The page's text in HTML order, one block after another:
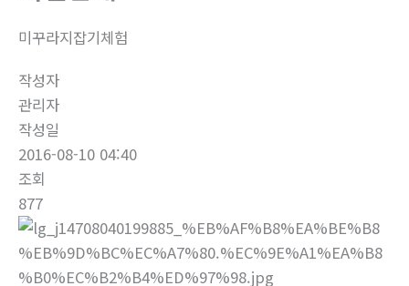
미꾸라지잡기체험
작성자
관리자
작성일
2016-08-10 04:40
조회
877